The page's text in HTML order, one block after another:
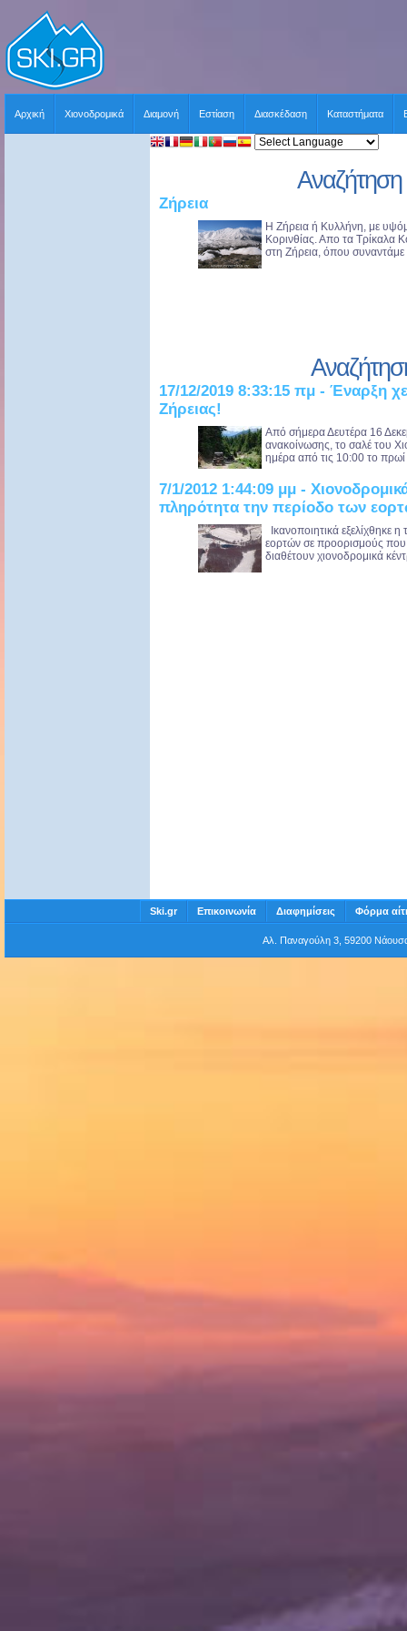
Αρχική Χιονοδρομικά Διαμονή Εστίαση Διασκέδαση Καταστήματα
Αναζήτηση
Ζήρεια
Η Ζήρεια ή Κυλλήνη, με
Κορινθίας. Απο τα Τρίκαλα
στη Ζήρεια, όπου συναντάμε
17/12/2019 8:33:15 πμ - Έναρξη
Ζήρειας!
Από σήμερα Δευτέρα 16
ανακοίνωσης, το σαλέ του
ημέρα από τις 10:00 το πρωί
7/1/2012 1:44:09 μμ -
πληρότητα την περίοδο των
Ικανοποιητικά εξελίχθηκε
εορτών σε προορισμούς που
διαθέτουν χιονοδρομικά
Ski.gr Επικοινωνία Διαφημίσεις Φόρμα
Αλ. Παναγούλη 3, 59200